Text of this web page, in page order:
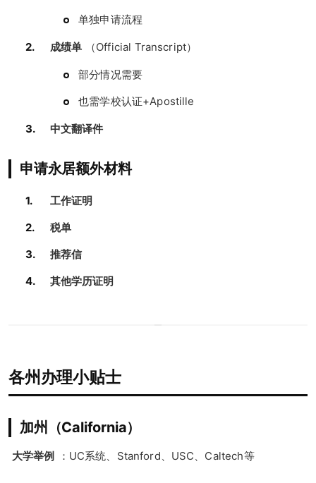
单独申请流程
成绩单 （Official Transcript）
部分情况需要
也需学校认证+Apostille
中文翻译件
申请永居额外材料
工作证明
税单
推荐信
其他学历证明
各州办理小贴士
加州（California）
大学举例 ：UC系统、Stanford、USC、Caltech等